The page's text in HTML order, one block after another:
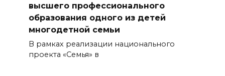
высшего профессионального
образования одного из детей
многодетной семьи
В рамках реализации национального
проекта «Семья» в